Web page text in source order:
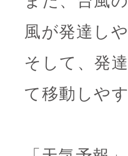
風が発達し
そして、発
て移動しや